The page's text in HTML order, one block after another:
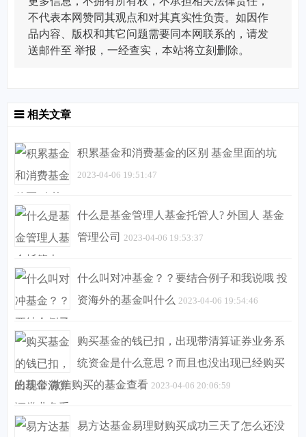
不代表本网赞同其观点和对其真实性负责。如因作
品内容、版权和其它问题需要同本网联系的，请发
送邮件至 举报，一经查实，本站将立刻删除。
相关文章
积累基金和消费基金的区别 基金里面的坑
2023-04-06 19:51:47
什么是基金管理人基金托管人? 外国人 基金
管理公司 2023-04-06 19:53:37
什么叫对冲基金？？要结合例子和我说哦 投
资海外的基金叫什么 2023-04-06 19:54:46
购买基金的钱已扣，出现带清算证券业务系
统资金是什么意思？而且也没出现已经购买
的基金 微信购买的基金查看 2023-04-06 20:06:59
易方达基金易理财购买成功三天了怎么还没